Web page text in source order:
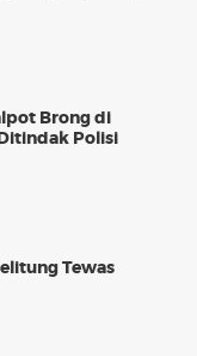
Brong di
Polisi
Tewas